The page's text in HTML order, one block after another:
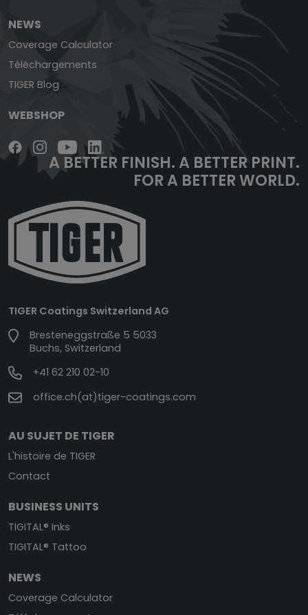
NEWS
Coverage Calculator
Téléchargements
TIGER Blog
WEBSHOP
A BETTER FINISH.A BETTER PRINT.
FOR A BETTER WORLD.
TIGER Coatings Switzerland AG
Bresteneggstraße 5 5033
Buchs, Switzerland
+41 62 210 02-10
office.ch(at)tiger-coatings.com
AU SUJET DE TIGER
L'histoire de TIGER
Contact
BUSINESS UNITS
TIGITAL® Inks
TIGITAL® Tattoo
NEWS
Coverage Calculator